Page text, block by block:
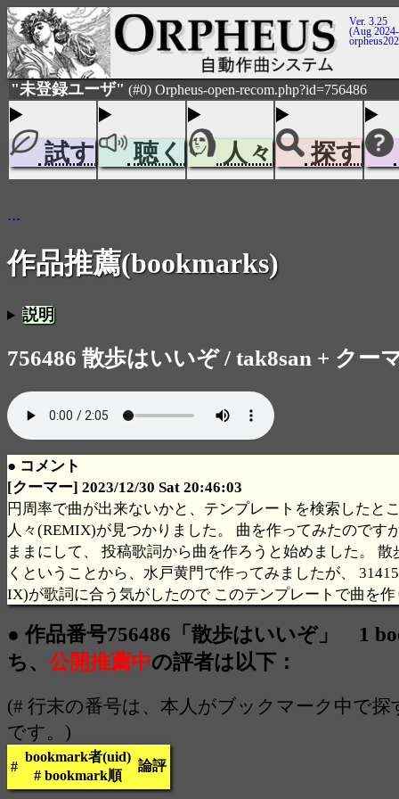
Ver. 3.25
(Aug
"未登録ユーザ" (#0) Orpheus-open-recom.php?id=756486
試す 聴く 人々 探す
...
作品推薦(bookmarks)
説明
756486 散歩はいいぞ / tak8san + クー
● コメント
[クーマー] 2023/12/30 Sat 20:46:03
円周率で曲が出来ないかと、テンプレートを検索したと
人々(REMIX)が見つかりました。 曲を作ってみたのです
ままにして、 投稿歌詞から曲を作ろうと始めました。
くということから、水戸黄門で作ってみましたが、
IX)が歌詞に合う気がしたので このテンプレートで曲を
● 作品番号756486「散歩はいいぞ」 1
ち、 公開推薦中の評者は以下：
(# 行末の番号は、本人がブックマーク中で探
です。)
#
bookmark者(uid)
# bookmark順
論評